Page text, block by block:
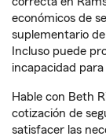
económicos de
suplementario
Incluso puede
incapacidad
Hable con Beth
cotización de
satisfacer las